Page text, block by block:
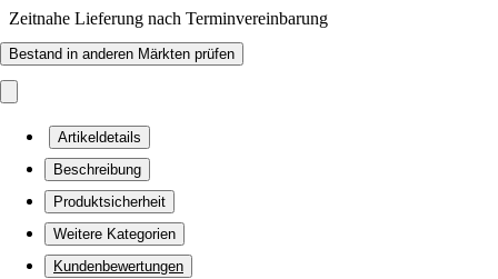
Zeitnahe Lieferung nach Terminvereinbarung
Bestand in anderen Märkten prüfen
Artikeldetails
Beschreibung
Produktsicherheit
Weitere Kategorien
Kundenbewertungen